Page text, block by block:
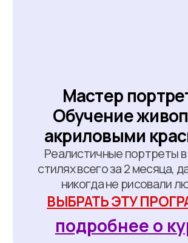
Забронируйте льготное
место на основном
обучении
Хочу новогодний подарок